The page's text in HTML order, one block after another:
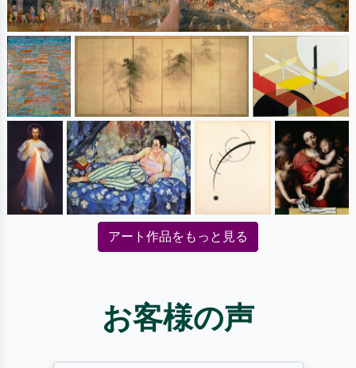
アート作品をもっと見る
お客様の声